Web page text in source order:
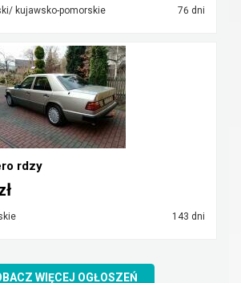
kujawsko-pomorskie 76 dni
rdzy
143 dni
WIĘCEJ OGŁOSZEŃ